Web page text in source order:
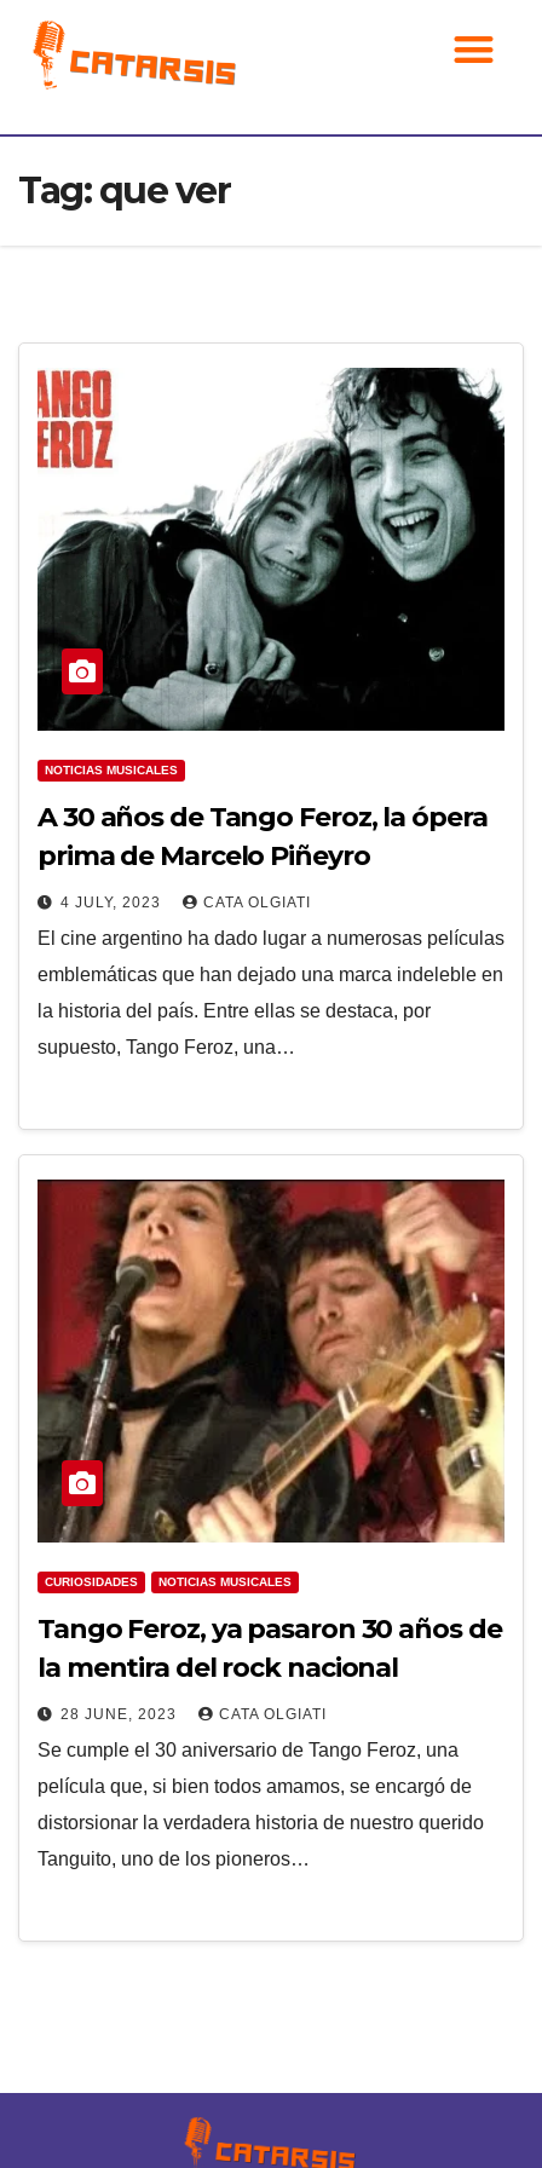
Tag:que ver
NOTICIAS MUSICALES
A 30 años de Tango Feroz, la ópera
prima de Marcelo Piñeyro
4 JULY, 2023 CATA OLGIATI
El cine argentino ha dado lugar a numerosas películas
emblemáticas que han dejado una marca indeleble en
la historia del país. Entre ellas se destaca, por
supuesto, Tango Feroz, una…
CURIOSIDADES NOTICIAS MUSICALES
Tango Feroz, ya pasaron 30 años de
la mentira del rock nacional
28 JUNE, 2023 CATA OLGIATI
Se cumple el 30 aniversario de Tango Feroz, una
película que, si bien todos amamos, se encargó de
distorsionar la verdadera historia de nuestro querido
Tanguito, uno de los pioneros…